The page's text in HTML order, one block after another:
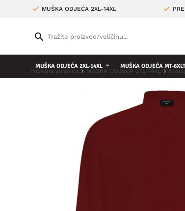
MUŠKA ODJEĆA 2XL-14XL
MUŠKA ODJEĆA 2XL-14XL MUŠKA ODJEĆA MT-6XLT
Početna stranica MUŠKA ODJEĆA 2XL-14XL